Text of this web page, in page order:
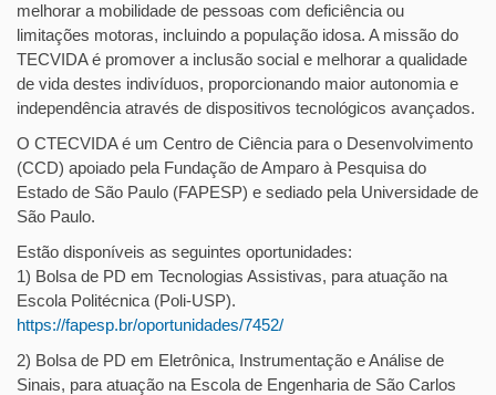
melhorar a mobilidade de pessoas com deficiência ou
limitações motoras, incluindo a população idosa. A missão do
TECVIDA é promover a inclusão social e melhorar a qualidade
de vida destes indivíduos, proporcionando maior autonomia e
independência através de dispositivos tecnológicos avançados.
O CTECVIDA é um Centro de Ciência para o Desenvolvimento
(CCD) apoiado pela Fundação de Amparo à Pesquisa do
Estado de São Paulo (FAPESP) e sediado pela Universidade de
São Paulo.
Estão disponíveis as seguintes oportunidades:
1) Bolsa de PD em Tecnologias Assistivas, para atuação na
Escola Politécnica (Poli-USP).
https://fapesp.br/oportunidades/7452/
2) Bolsa de PD em Eletrônica, Instrumentação e Análise de
Sinais, para atuação na Escola de Engenharia de São Carlos